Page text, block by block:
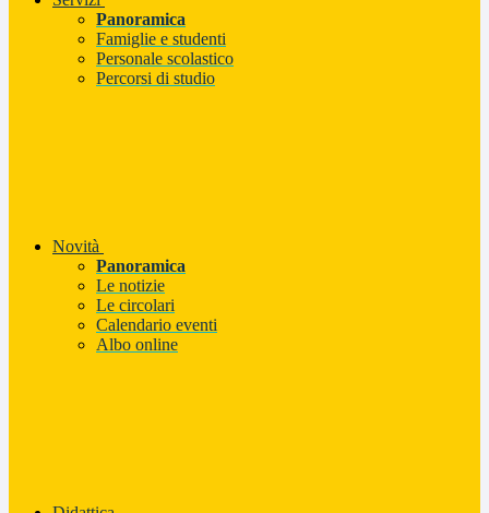
Panoramica
Famiglie e studenti
Personale scolastico
Percorsi di studio
Novità
Panoramica
Le notizie
Le circolari
Calendario eventi
Albo online